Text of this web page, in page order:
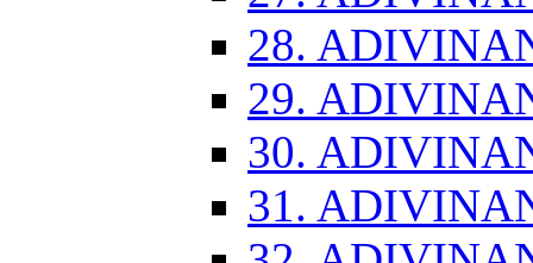
28.
29.
30.
31.